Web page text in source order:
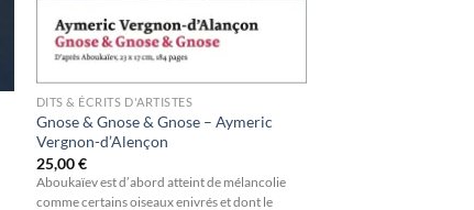
DITS & ÉCRITS D'ARTISTES
Gnose & Gnose & Gnose – Aymeric
Vergnon-d’Alençon
25,00€
Aboukaïev est d’abord atteint de mélancolie
comme certains oiseaux enivrés et dont le